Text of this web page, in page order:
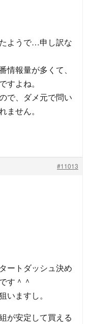
ようで…申し訳な
情報量が多くて、
すよね。
で、ダメ元で問い
ません。
#11013
ートダッシュ決め
す＾＾
いますし。
が安定して買える